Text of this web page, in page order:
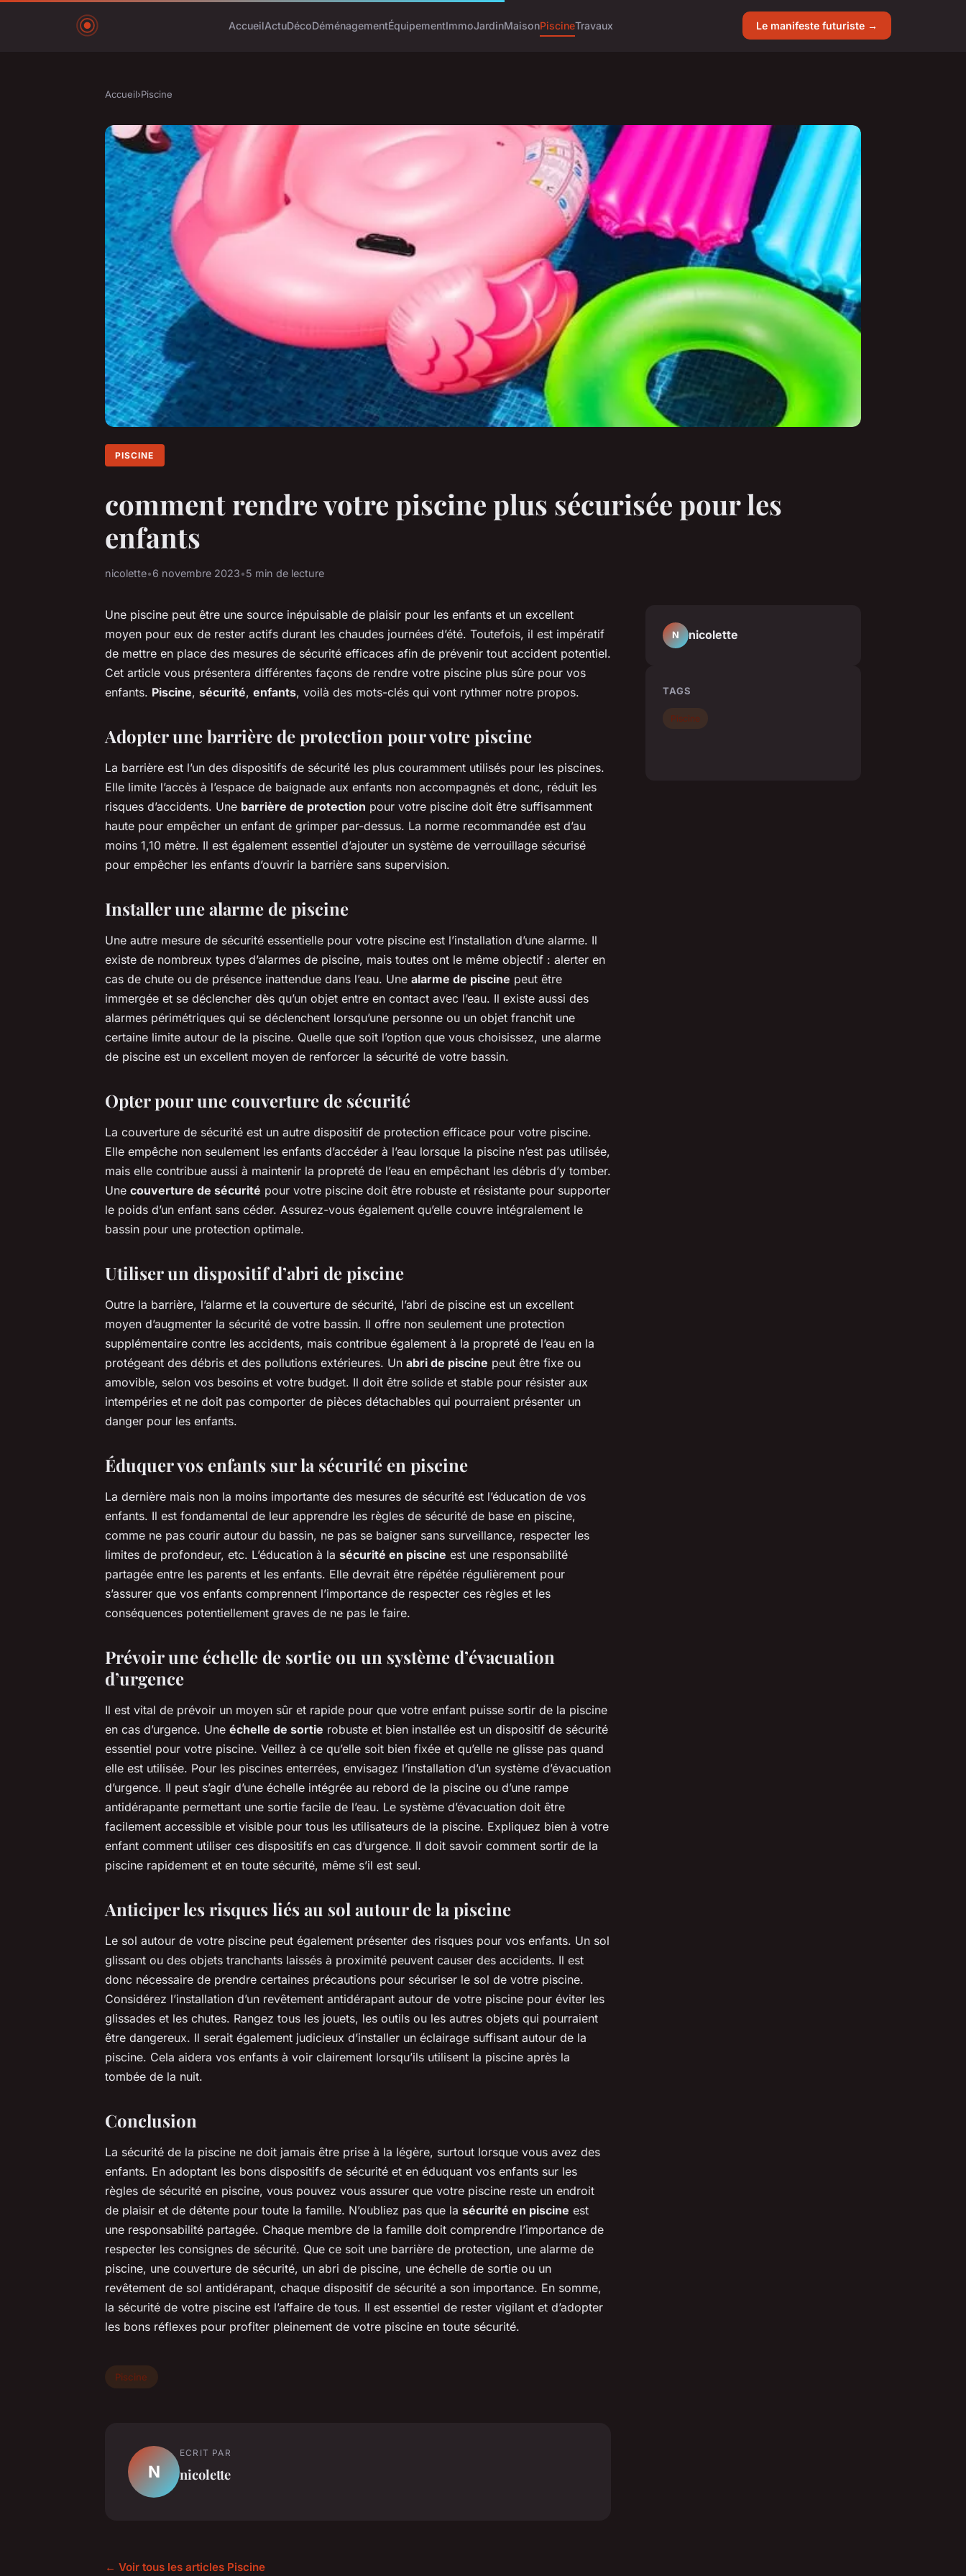
AccueilActuDécoDéménagementÉquipementImmoJardinMaisonPiscineTravaux Le manifeste futuriste →
Accueil›Piscine
PISCINE
comment rendre votre piscine plus sécurisée pour les
enfants
nicolette•6 novembre 2023•5 min de lecture
Une piscine peut être une source inépuisable de plaisir pour les enfants et un excellent
moyen pour eux de rester actifs durant les chaudes journées d’été. Toutefois, il est impératif
de mettre en place des mesures de sécurité efficaces afin de prévenir tout accident potentiel.
Cet article vous présentera différentes façons de rendre votre piscine plus sûre pour vos
enfants. Piscine, sécurité, enfants, voilà des mots-clés qui vont rythmer notre propos.
Adopter une barrière de protection pour votre piscine
La barrière est l’un des dispositifs de sécurité les plus couramment utilisés pour les piscines.
Elle limite l’accès à l’espace de baignade aux enfants non accompagnés et donc, réduit les
risques d’accidents. Une barrière de protection pour votre piscine doit être suffisamment
haute pour empêcher un enfant de grimper par-dessus. La norme recommandée est d’au
moins 1,10 mètre. Il est également essentiel d’ajouter un système de verrouillage sécurisé
pour empêcher les enfants d’ouvrir la barrière sans supervision.
Installer une alarme de piscine
Une autre mesure de sécurité essentielle pour votre piscine est l’installation d’une alarme. Il
existe de nombreux types d’alarmes de piscine, mais toutes ont le même objectif : alerter en
cas de chute ou de présence inattendue dans l’eau. Une alarme de piscine peut être
immergée et se déclencher dès qu’un objet entre en contact avec l’eau. Il existe aussi des
alarmes périmétriques qui se déclenchent lorsqu’une personne ou un objet franchit une
certaine limite autour de la piscine. Quelle que soit l’option que vous choisissez, une alarme
de piscine est un excellent moyen de renforcer la sécurité de votre bassin.
Opter pour une couverture de sécurité
La couverture de sécurité est un autre dispositif de protection efficace pour votre piscine.
Elle empêche non seulement les enfants d’accéder à l’eau lorsque la piscine n’est pas utilisée,
mais elle contribue aussi à maintenir la propreté de l’eau en empêchant les débris d’y tomber.
Une couverture de sécurité pour votre piscine doit être robuste et résistante pour supporter
le poids d’un enfant sans céder. Assurez-vous également qu’elle couvre intégralement le
bassin pour une protection optimale.
Utiliser un dispositif d’abri de piscine
Outre la barrière, l’alarme et la couverture de sécurité, l’abri de piscine est un excellent
moyen d’augmenter la sécurité de votre bassin. Il offre non seulement une protection
supplémentaire contre les accidents, mais contribue également à la propreté de l’eau en la
protégeant des débris et des pollutions extérieures. Un abri de piscine peut être fixe ou
amovible, selon vos besoins et votre budget. Il doit être solide et stable pour résister aux
intempéries et ne doit pas comporter de pièces détachables qui pourraient présenter un
danger pour les enfants.
Éduquer vos enfants sur la sécurité en piscine
La dernière mais non la moins importante des mesures de sécurité est l’éducation de vos
enfants. Il est fondamental de leur apprendre les règles de sécurité de base en piscine,
comme ne pas courir autour du bassin, ne pas se baigner sans surveillance, respecter les
limites de profondeur, etc. L’éducation à la sécurité en piscine est une responsabilité
partagée entre les parents et les enfants. Elle devrait être répétée régulièrement pour
s’assurer que vos enfants comprennent l’importance de respecter ces règles et les
conséquences potentiellement graves de ne pas le faire.
Prévoir une échelle de sortie ou un système d’évacuation
d’urgence
Il est vital de prévoir un moyen sûr et rapide pour que votre enfant puisse sortir de la piscine
en cas d’urgence. Une échelle de sortie robuste et bien installée est un dispositif de sécurité
essentiel pour votre piscine. Veillez à ce qu’elle soit bien fixée et qu’elle ne glisse pas quand
elle est utilisée. Pour les piscines enterrées, envisagez l’installation d’un système d’évacuation
d’urgence. Il peut s’agir d’une échelle intégrée au rebord de la piscine ou d’une rampe
antidérapante permettant une sortie facile de l’eau. Le système d’évacuation doit être
facilement accessible et visible pour tous les utilisateurs de la piscine. Expliquez bien à votre
enfant comment utiliser ces dispositifs en cas d’urgence. Il doit savoir comment sortir de la
piscine rapidement et en toute sécurité, même s’il est seul.
Anticiper les risques liés au sol autour de la piscine
Le sol autour de votre piscine peut également présenter des risques pour vos enfants. Un sol
glissant ou des objets tranchants laissés à proximité peuvent causer des accidents. Il est
donc nécessaire de prendre certaines précautions pour sécuriser le sol de votre piscine.
Considérez l’installation d’un revêtement antidérapant autour de votre piscine pour éviter les
glissades et les chutes. Rangez tous les jouets, les outils ou les autres objets qui pourraient
être dangereux. Il serait également judicieux d’installer un éclairage suffisant autour de la
piscine. Cela aidera vos enfants à voir clairement lorsqu’ils utilisent la piscine après la
tombée de la nuit.
Conclusion
La sécurité de la piscine ne doit jamais être prise à la légère, surtout lorsque vous avez des
enfants. En adoptant les bons dispositifs de sécurité et en éduquant vos enfants sur les
règles de sécurité en piscine, vous pouvez vous assurer que votre piscine reste un endroit
de plaisir et de détente pour toute la famille. N’oubliez pas que la sécurité en piscine est
une responsabilité partagée. Chaque membre de la famille doit comprendre l’importance de
respecter les consignes de sécurité. Que ce soit une barrière de protection, une alarme de
piscine, une couverture de sécurité, un abri de piscine, une échelle de sortie ou un
revêtement de sol antidérapant, chaque dispositif de sécurité a son importance. En somme,
la sécurité de votre piscine est l’affaire de tous. Il est essentiel de rester vigilant et d’adopter
les bons réflexes pour profiter pleinement de votre piscine en toute sécurité.
Piscine
N
ECRIT PAR
nicolette
← Voir tous les articles Piscine
N nicolette
TAGS
Piscine